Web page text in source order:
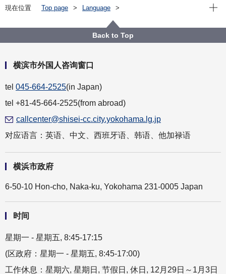
現在位置 Top page
Language
税（税）
Open
Back to Top
横滨市外国人咨询窗口
tel 045-664-2525(in Japan)
tel +81-45-664-2525(from abroad)
callcenter@shisei-cc.city.yokohama.lg.jp
对应语言：英语、中文、西班牙语、韩语、他加禄语
横浜市政府
6-50-10 Hon-cho, Naka-ku, Yokohama 231-0005 Japan
时间
星期一 - 星期五, 8:45-17:15
(区政府：星期一 - 星期五, 8:45-17:00)
工作休息：星期六, 星期日, 节假日, 休日, 12月29日～1月3日